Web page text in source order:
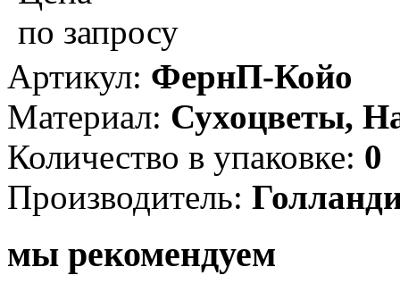
по запросу
Артикул: ФернП-Койо
Материал: Сухоцветы,
Количество в упаковке: 0
Производитель:
мы рекомендуем